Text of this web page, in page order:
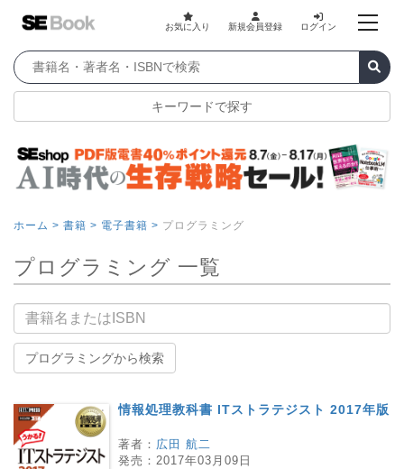
お気に入り 新規会員登録 ログイン
キーワードで探す
ホーム > 書籍 > 電子書籍 > プログラミング
プログラミング 一覧
書籍名
プログラミングから検索
情報処理教科書 ITストラテジスト 2017年版
著者： 広田 航二
発売： 2017年03月09日